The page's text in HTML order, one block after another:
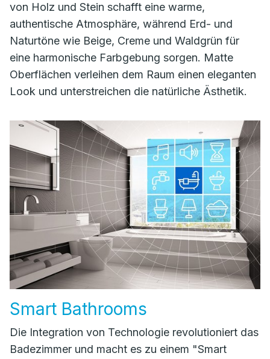
von Holz und Stein schafft eine warme,
authentische Atmosphäre, während Erd- und
Naturtöne wie Beige, Creme und Waldgrün für
eine harmonische Farbgebung sorgen. Matte
Oberflächen verleihen dem Raum einen eleganten
Look und unterstreichen die natürliche Ästhetik.
Smart Bathrooms
Die Integration von Technologie revolutioniert das
Badezimmer und macht es zu einem "Smart